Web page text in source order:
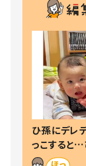
ひ孫にデレ
っこすると
した」「可愛